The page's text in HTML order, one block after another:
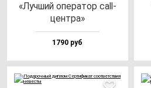
«Луч­ший опе­ра­тор call-
цен­тра»
1790 руб